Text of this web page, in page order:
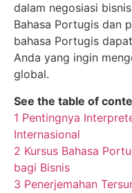
dalam negosiasi
Bahasa Portugis dan
bahasa Portugis
Anda yang ingin
global.
See the table of
1 Pentingnya
Internasional
2 Kursus Bahasa
bagi Bisnis
3 Penerjemahan